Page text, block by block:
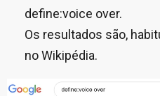
define:voice over.
Os resultados são,
no Wikipédia.